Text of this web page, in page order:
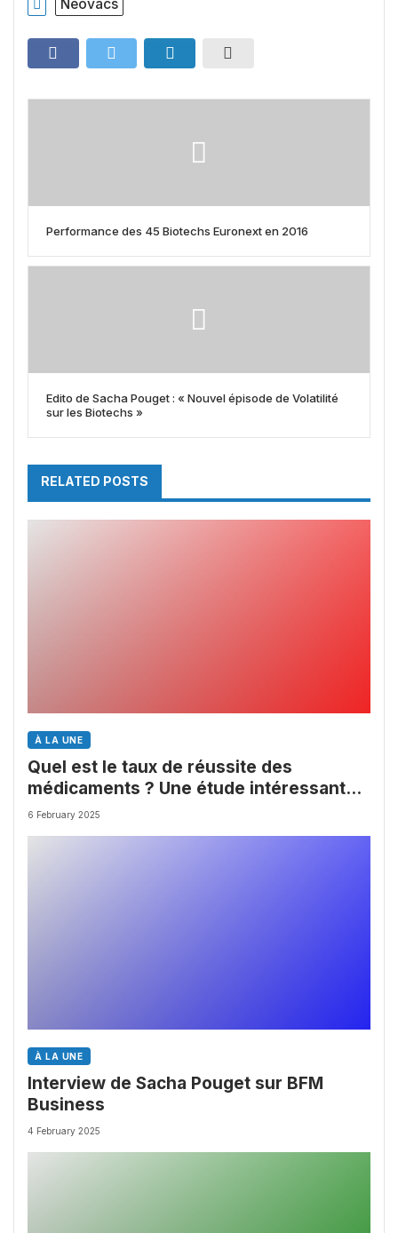
Néovacs
Performance des 45 Biotechs Euronext en 2016
Edito de Sacha Pouget : « Nouvel épisode de Volatilité
sur les Biotechs »
RELATED POSTS
À LA UNE
Quel est le taux de réussite des
médicaments ? Une étude intéressante
chez les Big Pharmas
6 February 2025
À LA UNE
Interview de Sacha Pouget sur BFM
Business
4 February 2025